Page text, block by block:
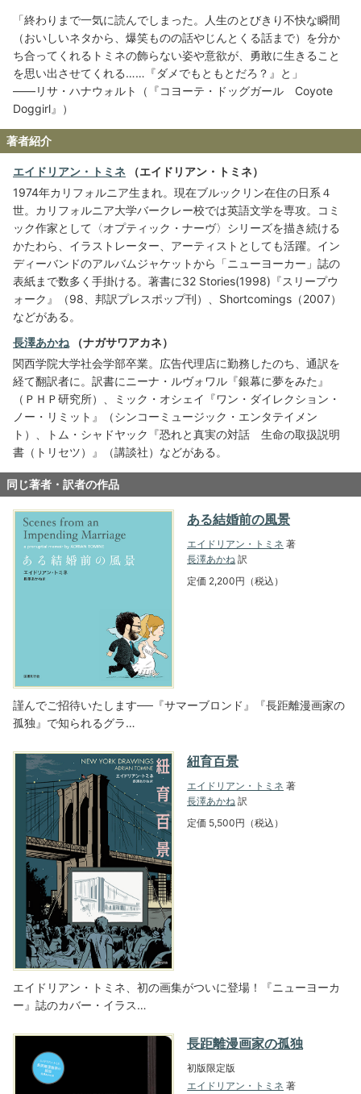
「終わりまで一気に読んでしまった。人生のとびきり不快な瞬間
（おいしいネタから、爆笑ものの話やじんとくる話まで）を分か
ち合ってくれるトミネの飾らない姿や意欲が、勇敢に生きること
を思い出させてくれる……『ダメでもともとだろ？』と」
――リサ・ハナウォルト（『コヨーテ・ドッグガール Coyote
Doggirl』）
著者紹介
エイドリアン・トミネ （エイドリアン・トミネ）
1974年カリフォルニア生まれ。現在ブルックリン在住の日系４
世。カリフォルニア大学バークレー校では英語文学を専攻。コミ
ック作家として〈オプティック・ナーヴ〉シリーズを描き続ける
かたわら、イラストレーター、アーティストとしても活躍。イン
ディーバンドのアルバムジャケットから「ニューヨーカー」誌の
表紙まで数多く手掛ける。著書に32 Stories(1998)『スリープウ
ォーク』（98、邦訳プレスポップ刊）、Shortcomings（2007）
などがある。
長澤あかね （ナガサワアカネ）
関西学院大学社会学部卒業。広告代理店に勤務したのち、通訳を
経て翻訳者に。訳書にニーナ・ルヴォワル『銀幕に夢をみた』
（ＰＨＰ研究所）、ミック・オシェイ『ワン・ダイレクション・
ノー・リミット』（シンコーミュージック・エンタテイメン
ト）、トム・シャドヤック『恐れと真実の対話 生命の取扱説明
書（トリセツ）』（講談社）などがある。
同じ著者・訳者の作品
ある結婚前の風景
エイドリアン・トミネ 著
長澤あかね 訳
定価 2,200円（税込）
謹んでご招待いたします──『サマーブロンド』『長距離漫画家の
孤独』で知られるグラ…
紐育百景
エイドリアン・トミネ 著
長澤あかね 訳
定価 5,500円（税込）
エイドリアン・トミネ、初の画集がついに登場！『ニューヨーカ
ー』誌のカバー・イラス…
長距離漫画家の孤独
初版限定版
エイドリアン・トミネ 著